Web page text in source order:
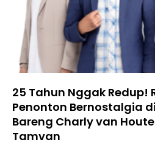
25 Tahun Nggak Redup!
Penonton Bernostalgia
Bareng Charly van
Tamvan